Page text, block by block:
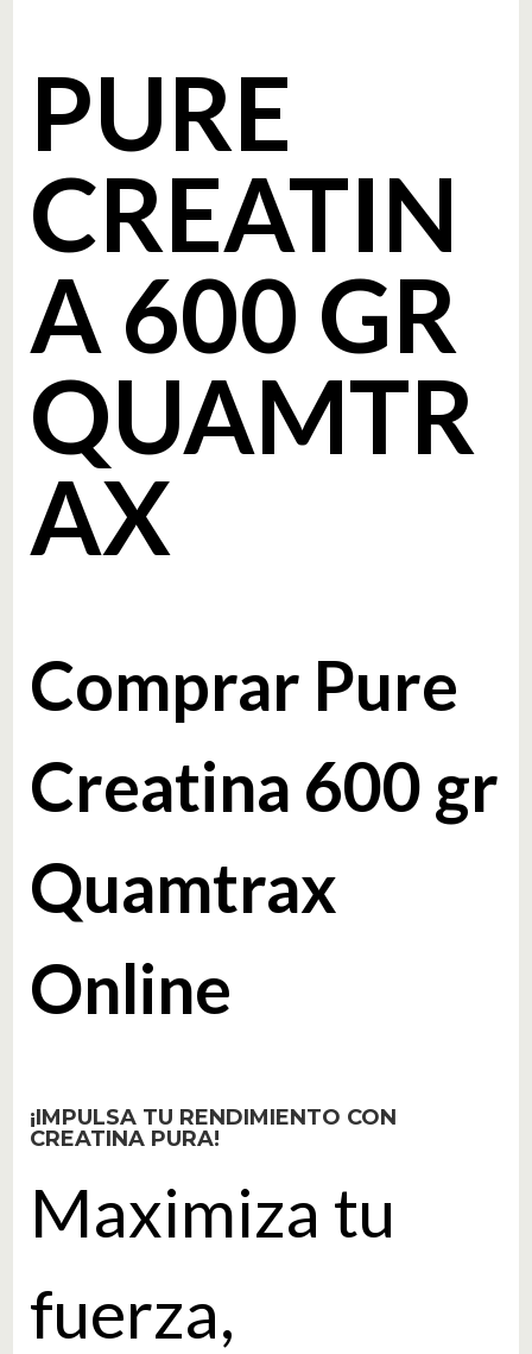
PURE
CREATIN
A 600 GR
QUAMTR
AX
Comprar Pure
Creatina 600 gr
Quamtrax
Online
¡IMPULSA TU RENDIMIENTO CON
CREATINA PURA!
Maximiza tu
fuerza,